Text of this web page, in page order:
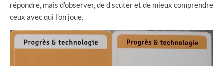
répondre, mais d’observer, de discuter et de mieux comprendre
ceux avec qui l’on joue.